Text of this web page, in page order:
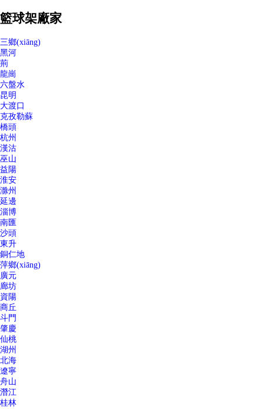
籃球架廠家
三鄉(xiāng)
黑河
荊
龍崗
六盤水
昆明
大渡口
克孜勒蘇
橋頭
杭州
漢沽
巫山
益陽
淮安
滁州
延邊
淄博
南匯
沙頭
東升
銅仁地
萍鄉(xiāng)
廣元
廊坊
資陽
商丘
斗門
肇慶
仙桃
湖州
北海
遼寧
舟山
潛江
桂林